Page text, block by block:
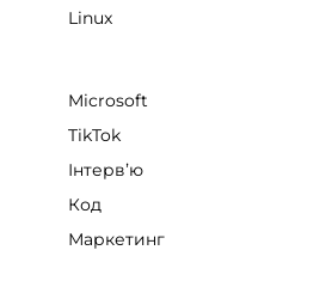
Linux
Microsoft
TikTok
Інтервʼю
Код
Маркетинг